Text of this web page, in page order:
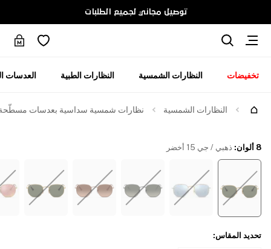
توصيل مجاني لجميع الطلبات
تخفيضات النظارات الشمسية النظارات الطبية العدسات
النظارات الشمسية نظارات شمسية سداسية بعدسات
8 ألوان : ذهبي / جي 15 أخضر
تحديد المقاس: